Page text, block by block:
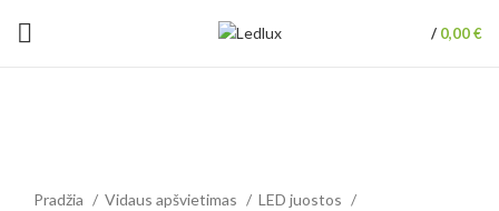
/ 0,00€
Pradžia
Vidaus apšvietimas
LED juostos